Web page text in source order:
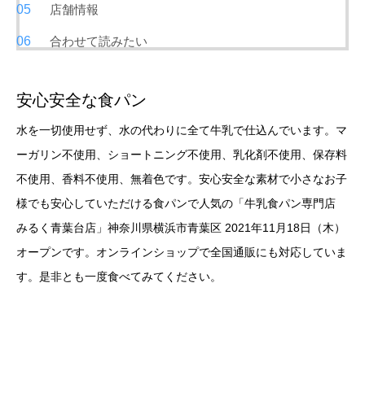
店舗情報
合わせて読みたい
安心安全な食パン
水を一切使用せず、水の代わりに全て牛乳で仕込んでいます。マ
ーガリン不使用、ショートニング不使用、乳化剤不使用、保存料
不使用、香料不使用、無着色です。安心安全な素材で小さなお子
様でも安心していただける食パンで人気の「牛乳食パン専門店
みるく青葉台店」神奈川県横浜市青葉区 2021年11月18日（木）
オープンです。オンラインショップで全国通販にも対応していま
す。是非とも一度食べてみてください。